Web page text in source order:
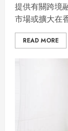
提供有關跨境
市場或擴大在
READ MORE